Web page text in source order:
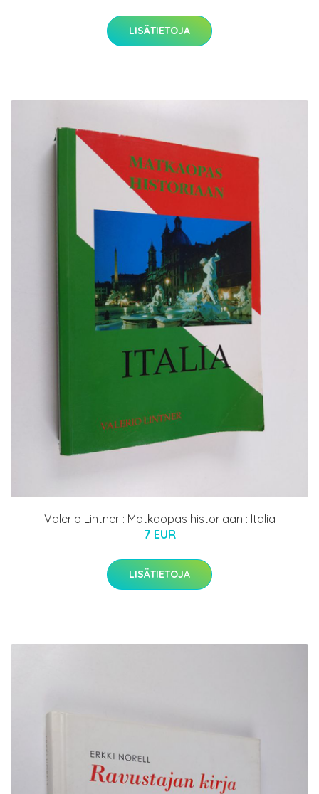
LISÄTIETOJA
Valerio Lintner : Matkaopas historiaan : Italia
7 EUR
LISÄTIETOJA